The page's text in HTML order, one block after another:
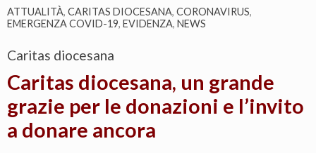
ATTUALITÀ, CARITAS DIOCESANA, CORONAVIRUS,
EMERGENZA COVID-19, EVIDENZA, NEWS
Caritas diocesana
Caritas diocesana, un grande
grazie per le donazioni e l’invito
a donare ancora